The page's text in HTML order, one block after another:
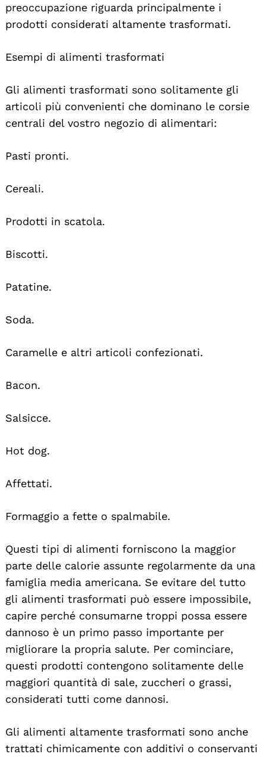
preoccupazione riguarda principalmente i
prodotti considerati altamente trasformati.
Esempi di alimenti trasformati
Gli alimenti trasformati sono solitamente gli
articoli più convenienti che dominano le corsie
centrali del vostro negozio di alimentari:
Pasti pronti.
Cereali.
Prodotti in scatola.
Biscotti.
Patatine.
Soda.
Caramelle e altri articoli confezionati.
Bacon.
Salsicce.
Hot dog.
Affettati.
Formaggio a fette o spalmabile.
Questi tipi di alimenti forniscono la maggior
parte delle calorie assunte regolarmente da una
famiglia media americana. Se evitare del tutto
gli alimenti trasformati può essere impossibile,
capire perché consumarne troppi possa essere
dannoso è un primo passo importante per
migliorare la propria salute. Per cominciare,
questi prodotti contengono solitamente delle
maggiori quantità di sale, zuccheri o grassi,
considerati tutti come dannosi.
Gli alimenti altamente trasformati sono anche
trattati chimicamente con additivi o conservanti